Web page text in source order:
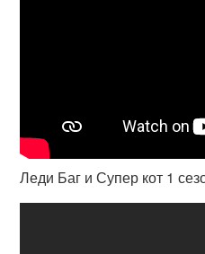
Леди Баг и Супер кот 1